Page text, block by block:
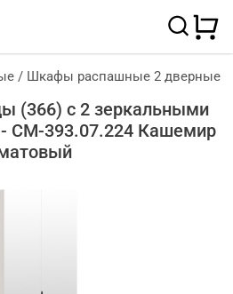
/ Шкафы распашные 2 дверные
(366) с 2 зеркальными
СМ-393.07.224 Кашемир